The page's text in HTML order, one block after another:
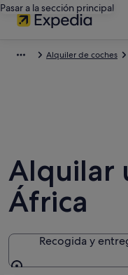
Pasar a la sección principal
Alquiler de coches
Alquilar
África
Recogida y